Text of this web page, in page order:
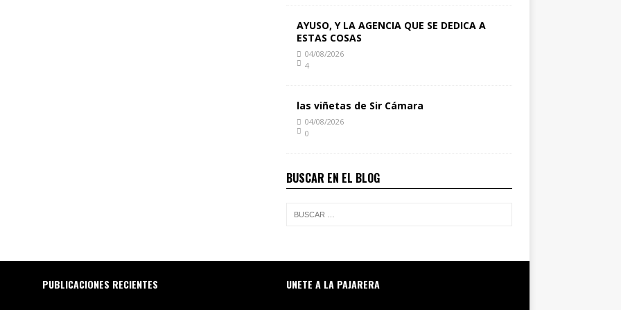
AYUSO, Y LA AGENCIA QUE SE DEDICA A
ESTAS COSAS
04/08/2026
4
las viñetas de Sir Cámara
04/08/2026
0
BUSCAR EN EL BLOG
PUBLICACIONES RECIENTES UNETE A LA PAJARERA